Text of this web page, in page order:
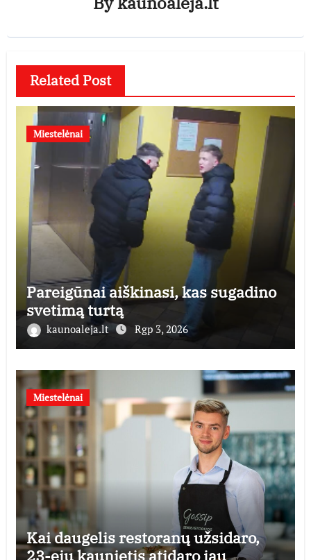
Related Post
Miestelėnai
Pareigūnai aiškinasi, kas sugadino
svetimą turtą
kaunoaleja.lt Rgp 3, 2026
Miestelėnai
Kai daugelis restoranų užsidaro,
23-ejų kaunietis atidaro jau